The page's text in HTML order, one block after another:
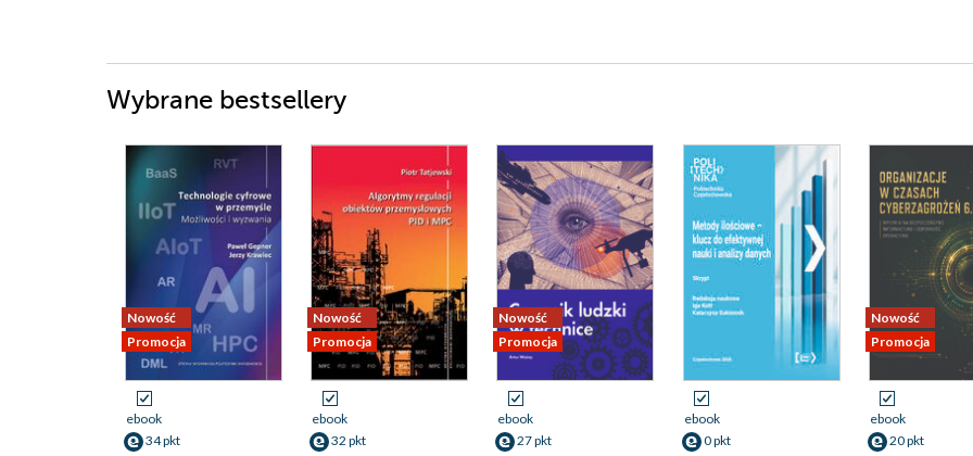
Wybrane bestsellery
Nowość
Promocja
ebook
34 pkt
Nowość
Promocja
ebook
32 pkt
Nowość
Promocja
ebook
27 pkt
ebook
0 pkt
Nowość
Promocja
ebook
20 pkt